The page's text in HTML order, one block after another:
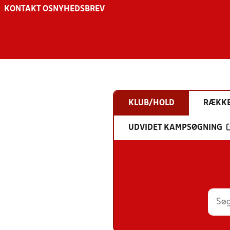
KONTAKT OS NYHEDSBREV
KLUB/HOLD
UDVIDET KAMPSØGNING